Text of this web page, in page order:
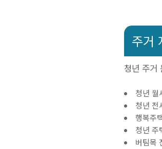
주거
청년 주거
청년 월
청년 전
행복주
청년 주
버팀목